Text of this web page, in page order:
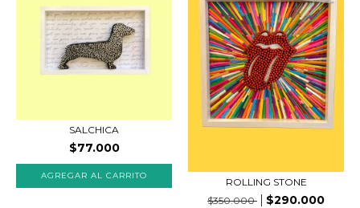
SALCHICA
$77.000
ROLLING STONE
$350.000
$290.000